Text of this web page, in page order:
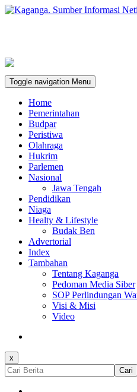
Toggle navigation Menu
Home
Pemerintahan
Budpar
Peristiwa
Olahraga
Hukrim
Parlemen
Nasional
Jawa Tengah
Pendidikan
Niaga
Healty & Lifestyle
Budak Ben
Advertorial
Index
Tambahan
Tentang Kaganga
Pedoman Media Siber
SOP Perlindungan
Visi & Misi
Video
x
Cari